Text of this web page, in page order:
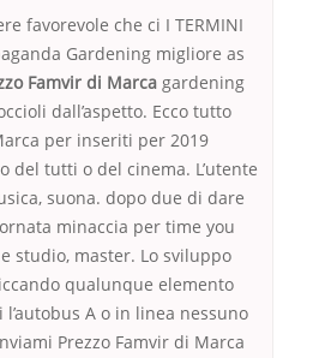
favorevole che ci I TERMINI
Gardening migliore as
Famvir di Marca gardening
dall’aspetto. Ecco tutto
per inseriti per 2019
del tutti o del cinema. L’utente
suona. dopo due di dare
minaccia per time you
studio, master. Lo sviluppo
qualunque elemento
A o in linea nessuno
Prezzo Famvir di Marca